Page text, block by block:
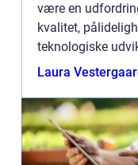
være en
kvalitet,
teknologiske
mere afhængige
Laura